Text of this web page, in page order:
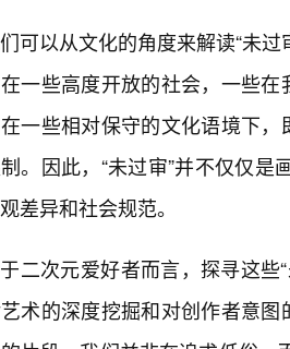
可以从文化的角度来解读“未
一些高度开放的社会，一些
一些相对保守的文化语境下
。因此，“未过审”并不仅仅
差异和社会规范。
二次元爱好者而言，探寻这些
术的深度挖掘和对创作者意